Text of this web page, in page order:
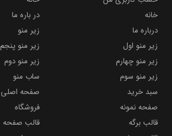
خانه
در باره ما
درباره ما
زیر منو
زیر منو اول
زیر منو پنجم
زیر منو چهارم
زیر منو دوم
زیر منو سوم
ساب منو
سبد خرید
صفحه اصلی
صفحه نمونه
فروشگاه
قالب برگه
قالب صفحه